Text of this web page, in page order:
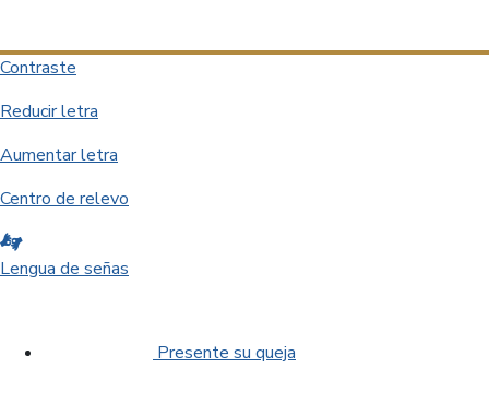
Contraste
Reducir letra
Aumentar letra
Centro de relevo
Lengua de señas
Presente su queja